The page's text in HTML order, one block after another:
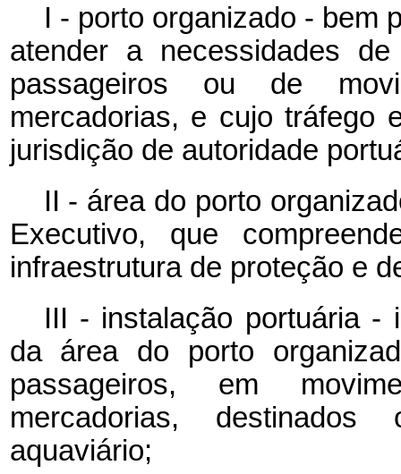
I - porto organizado - bem
atender a necessidades
passageiros ou de
mercadorias, e cujo tráfego
jurisdição de autoridade
II - área do porto
Executivo, que
infraestrutura de proteção e
III - instalação portuária -
da área do porto
passageiros, em
mercadorias,
aquaviário;